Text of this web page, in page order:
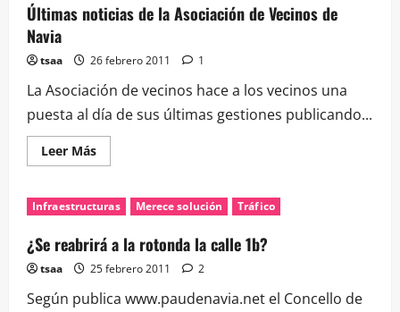
Coia
se
Navia
Últimas noticias de la Asociación de Vecinos de
Navia
tsaa 26 febrero 2011 1
La Asociación de vecinos hace a los vecinos una
puesta al día de sus últimas gestiones publicando...
Leer MásLeer
más
Últimas
noticias
la
Asociación
de
Vecinos
Navia
Infraestructuras Merece solución Tráfico
¿Se reabrirá a la rotonda la calle 1b?
tsaa 25 febrero 2011 2
Según publica www.paudenavia.net el Concello de